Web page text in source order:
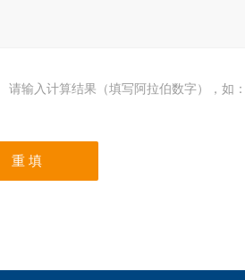
请输入计算结果（填写阿拉伯数字），如